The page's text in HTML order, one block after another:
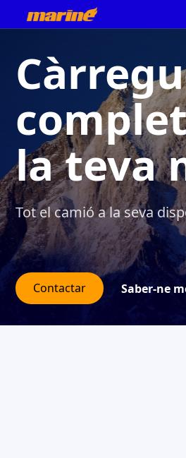
la teva
Tot el camió a la seva
Contactar Saber-ne